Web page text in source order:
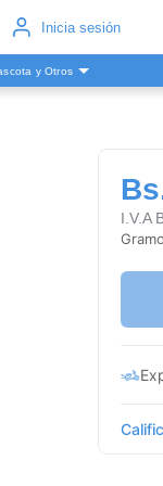
Inicia sesión
y Otros
I.V.A